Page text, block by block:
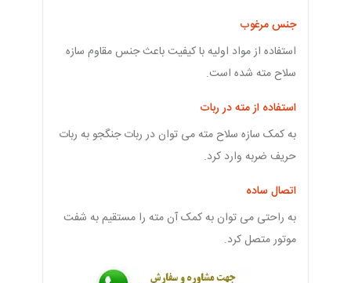
جنس مرغوب
استفاده از مواد اولیه با کیفیت باعث جنس مقاوم سازه
سلاح مته شده است.
استفاده از مته در ربات
به کمک سازه سلاح مته می توان در ربات جنگجو به ربات
حریف ضربه وارد کرد.
اتصال ساده
به راحتی می توان به کمک آن مته را مستقیم به شفت
موتور متصل کرد.